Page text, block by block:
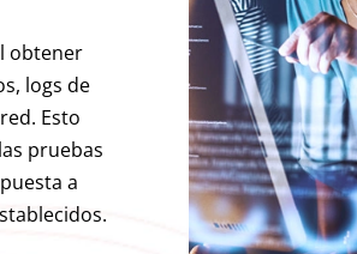
obtener
logs de
Esto
pruebas
a